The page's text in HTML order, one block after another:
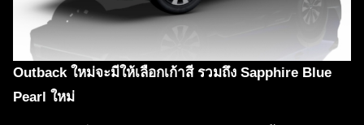
Outback ใหม่จะมีให้เลือกเก้าสี รวมถึง Sapphire Blue
Pearl ใหม่